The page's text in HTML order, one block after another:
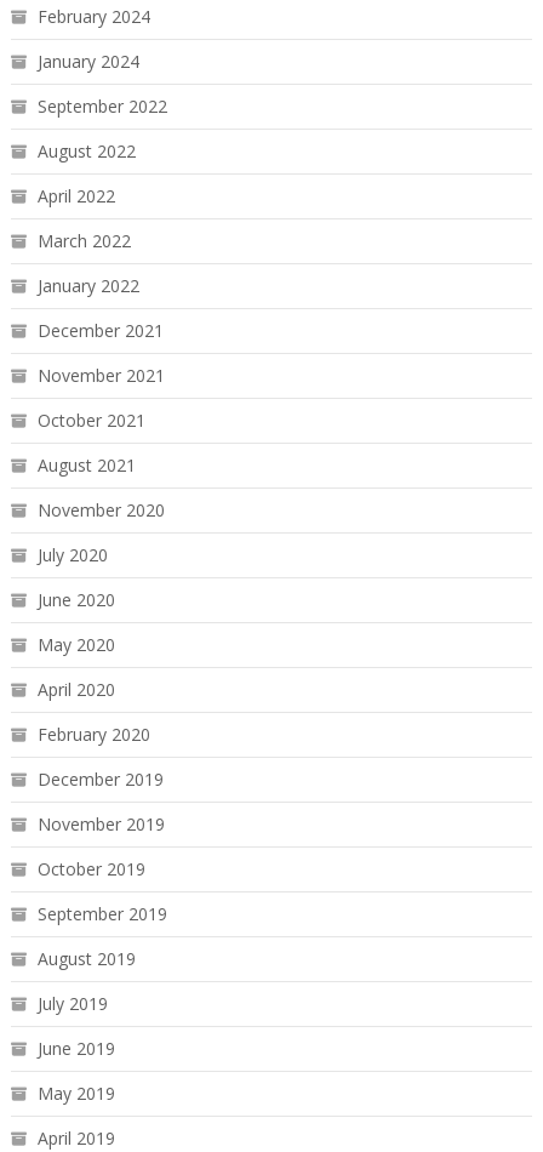
February 2024
January 2024
September 2022
August 2022
April 2022
March 2022
January 2022
December 2021
November 2021
October 2021
August 2021
November 2020
July 2020
June 2020
May 2020
April 2020
February 2020
December 2019
November 2019
October 2019
September 2019
August 2019
July 2019
June 2019
May 2019
April 2019